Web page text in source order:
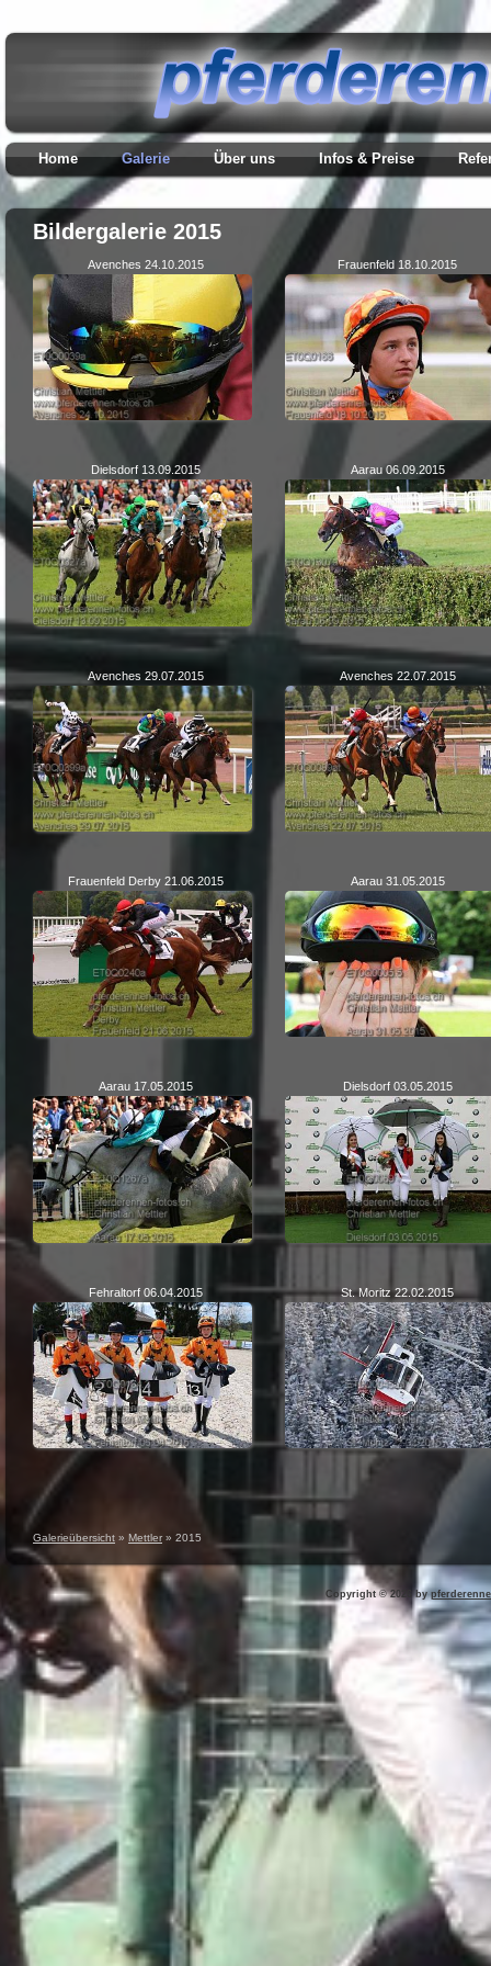
Home Galerie Über uns Infos & Preise
Bildergalerie 2015
Avenches 24.10.2015 Frauenfeld 18.10.2015
Dielsdorf 13.09.2015 Aarau 06.09.2015
Avenches 29.07.2015 Avenches 22.07.2015
Frauenfeld Derby 21.06.2015 Aarau 31.05.2015
Aarau 17.05.2015 Dielsdorf 03.05.2015
Fehraltorf 06.04.2015 St. Moritz 22.02.2015
Galerieübersicht » Mettler» 2015
Copyright © 2026 by